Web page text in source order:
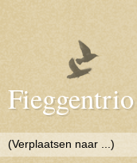
Fieggentrio